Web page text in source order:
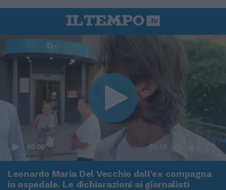
00:00 01:16
Leonardo Maria Del Vecchio dall'ex compagna
in ospedale. Le dichiarazioni ai giornalisti